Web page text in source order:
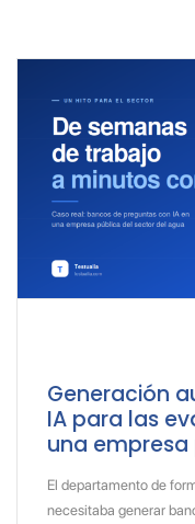
Generación
IA para las
una
El departamento de
necesitaba generar